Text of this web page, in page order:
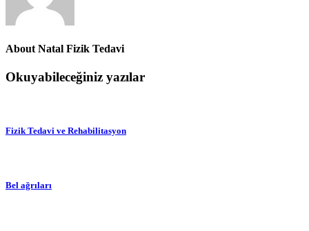
About Natal Fizik Tedavi
Okuyabileceğiniz yazılar
Fizik Tedavi ve Rehabilitasyon
Bel ağrıları